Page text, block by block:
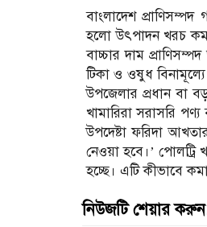
বাংলাদেশ
হলো উৎপাদন খরচ
বাচ্চার দাম
টিকা ও ওষুধ
উপজেলার প্রধান বা
খামারিরা সরাসরি
উপদেষ্টা ফরিদা
নেওয়া হবে।’ পোলট্রি
হচ্ছে। এটি কীভাবে
নিউজটি শেয়ার